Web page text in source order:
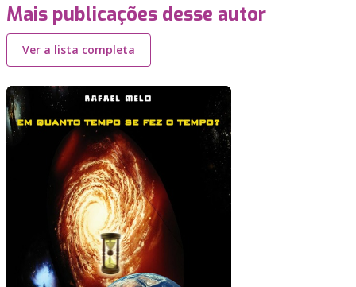
Mais publicações desse autor
Ver a lista completa